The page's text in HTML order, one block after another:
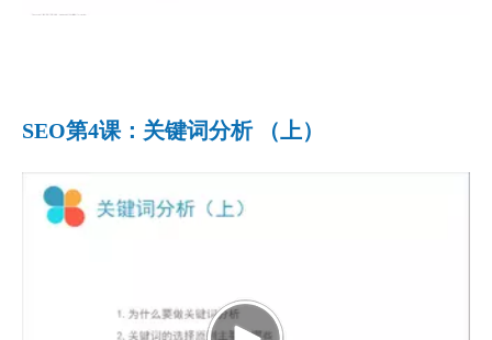
演示2：站点地图是什么；
演示3：
SEO第4课：关键词分析 （上）